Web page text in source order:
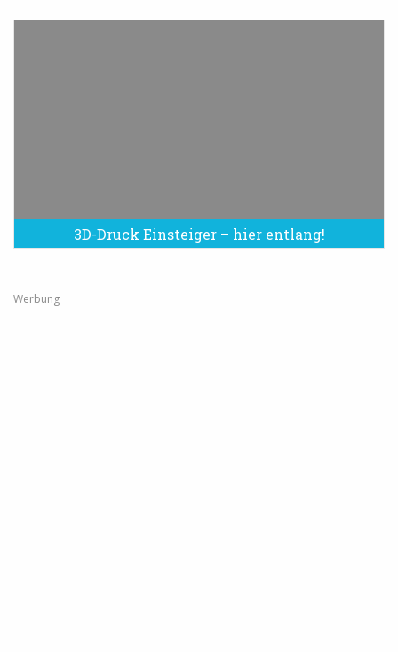
3D-Druck Einsteiger – hier entlang!
Werbung